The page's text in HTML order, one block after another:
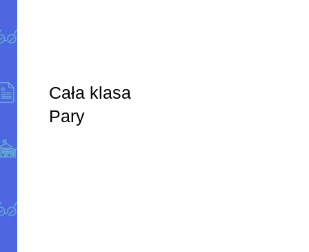
Cała klasa
Pary